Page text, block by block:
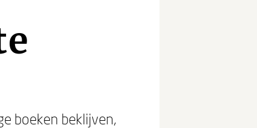
boeken beklijven,